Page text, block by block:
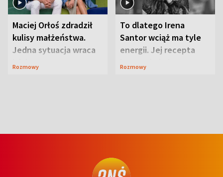
Maciej Orłoś zdradził
kulisy małżeństwa.
Jedna sytuacja wraca
jak bumerang
Rozmowy
To dlatego Irena
Santor wciąż ma tyle
energii. Jej recepta
jest zaskakująco
Rozmowy